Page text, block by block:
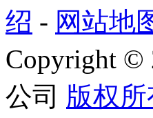
绍 - 网站地
Copyright ©
公司 版权所